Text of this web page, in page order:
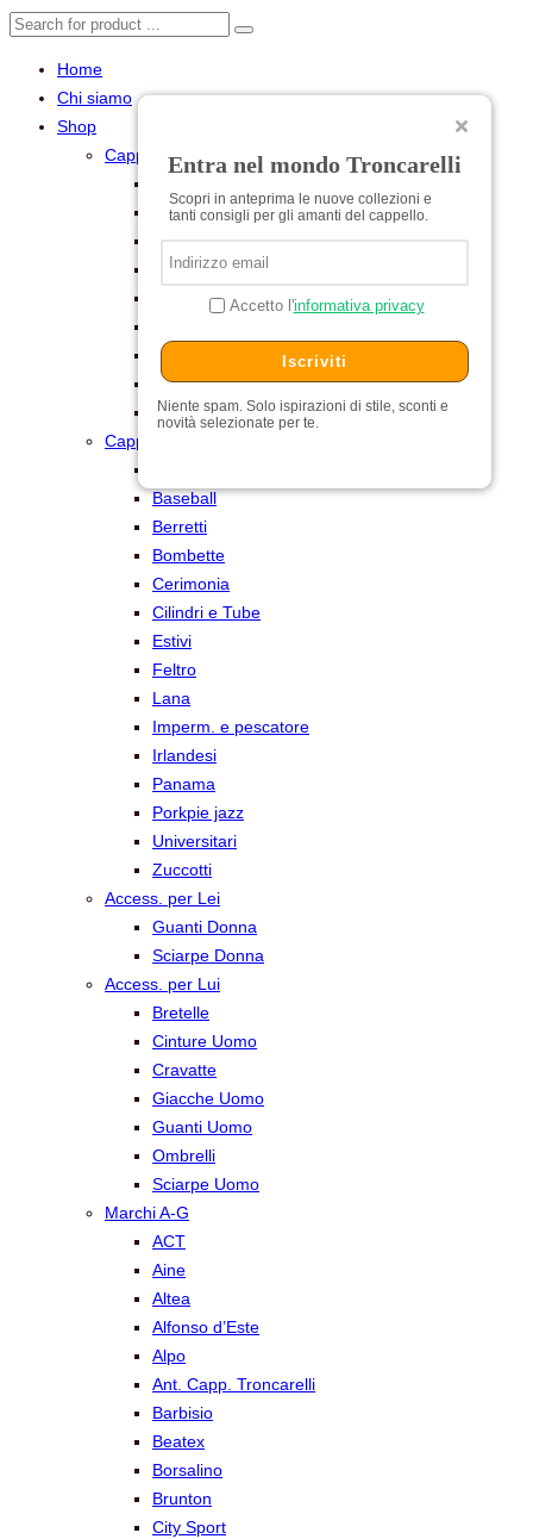
Entra nel mondo Troncarelli
Scopri in anteprima le nuove collezioni e
tanti consigli per gli amanti del cappello.
Accetto l'informativa privacy
Iscriviti
Niente spam. Solo ispirazioni di stile, sconti e
novità selezionate per te.
Home
Chi siamo
Shop
Cappelli per Lei
Cerimonia
Cilindri e Tube
Cloche
Pelliccia
Turbanti
Universitari
Cappelli per Lui
Baseball
Berretti
Bombette
Cerimonia
Cilindri e Tube
Estivi
Feltro
Lana
Imperm. e pescatore
Irlandesi
Panama
Porkpie jazz
Universitari
Zuccotti
Access. per Lei
Guanti Donna
Sciarpe Donna
Access. per Lui
Bretelle
Cinture Uomo
Cravatte
Giacche Uomo
Guanti Uomo
Ombrelli
Sciarpe Uomo
Marchi A-G
ACT
Aine
Altea
Alfonso d’Este
Alpo
Ant. Capp. Troncarelli
Barbisio
Beatex
Borsalino
Brunton
City Sport